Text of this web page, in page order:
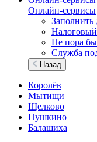
Онлайн-сервисы
Заполнить
Не пора бы
Служба
Назад
Королёв
Мытищи
Щелково
Пушкино
Балашиха